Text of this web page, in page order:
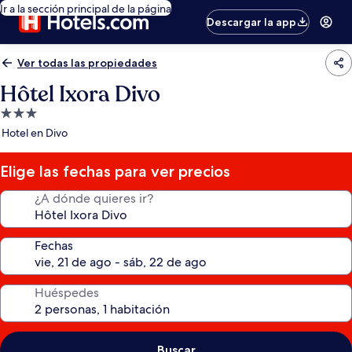
Ir a la sección principal de la página
Descargar la app
Ver todas las propiedades
Hôtel Ixora Divo
Propiedad
de
estrellas
Hotel en Divo
Elige las fechas para ver precios
¿A dónde quieres ir?
Fechas
Huéspedes